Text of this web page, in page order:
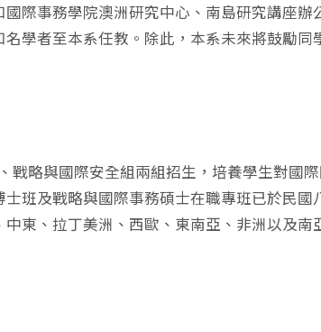
際事務學院澳洲研究中心、南島研究講座辦
學者至本系任教。除此，本系未來將鼓勵同
略與國際安全組兩組招生，培養學生對國
班及戰略與國際事務碩士在職專班已於民國
東、拉丁美洲、西歐、東南亞、非洲以及南